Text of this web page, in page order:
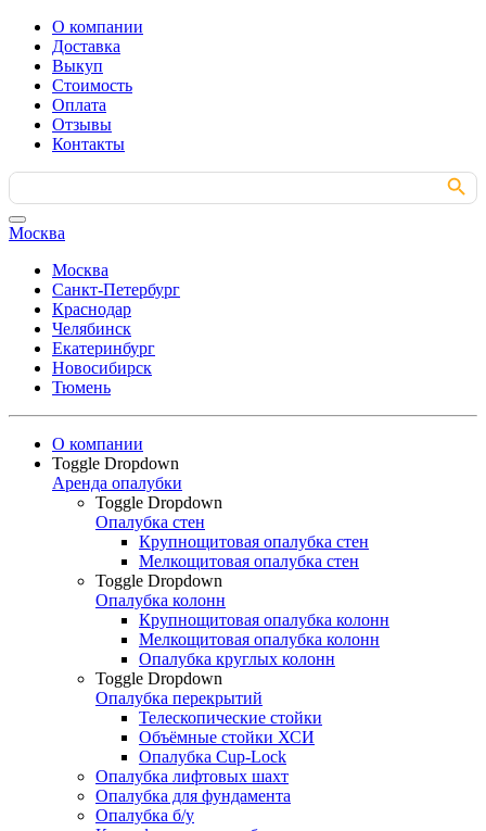
О компании
Доставка
Выкуп
Стоимость
Оплата
Отзывы
Контакты
Search
for:
Search Button
Москва
Москва
Санкт-Петербург
Краснодар
Челябинск
Екатеринбург
Новосибирск
Тюмень
О компании
Toggle Dropdown
Аренда опалубки
Toggle Dropdown
Опалубка стен
Крупнощитовая опалубка стен
Мелкощитовая опалубка стен
Toggle Dropdown
Опалубка колонн
Крупнощитовая опалубка колонн
Мелкощитовая опалубка колонн
Опалубка круглых колонн
Toggle Dropdown
Опалубка перекрытий
Телескопические стойки
Объёмные стойки ХСИ
Опалубка Cup-Lock
Опалубка лифтовых шахт
Опалубка для фундамента
Опалубка б/у